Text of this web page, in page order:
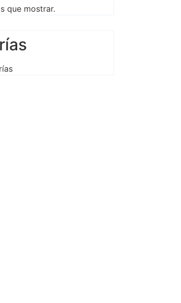
que mostrar.